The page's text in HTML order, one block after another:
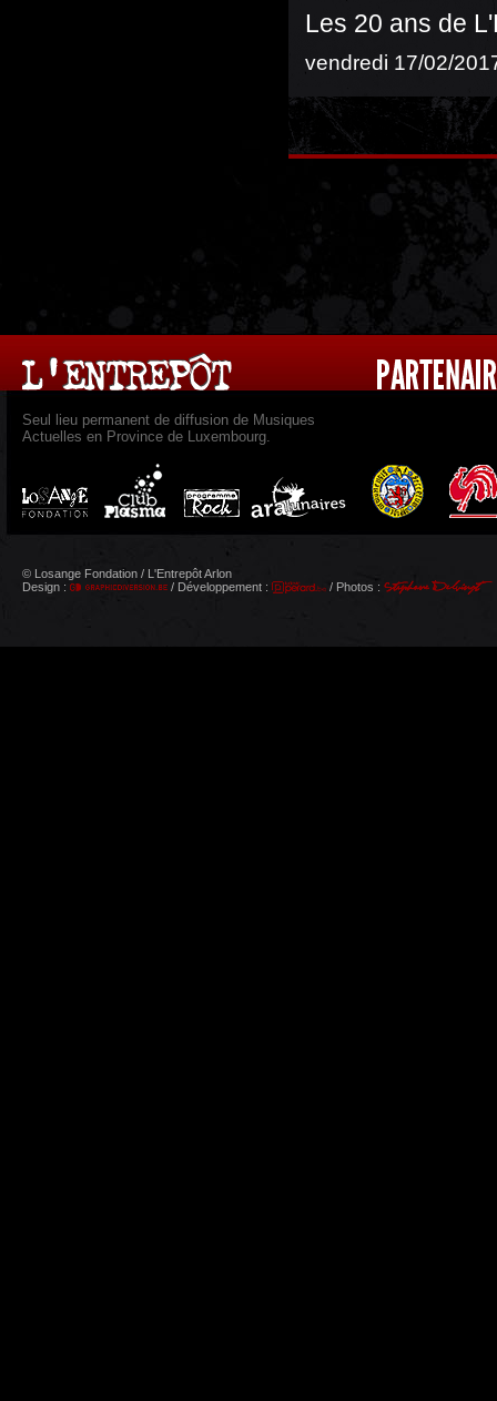
Les 20 ans de
vendredi 17/02/
Seul lieu permanent de diffusion de Musiques
Actuelles en Province de Luxembourg.
© Losange Fondation / L'Entrepôt Arlon
Design :
/ Développement : / Photos :